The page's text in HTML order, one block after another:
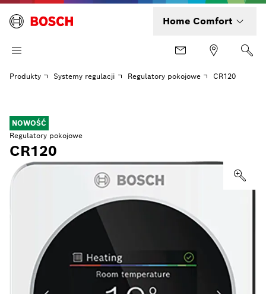
Home Comfort
Produkty Systemy regulacji Regulatory pokojowe CR120
NOWOŚĆ
Regulatory pokojowe
CR120